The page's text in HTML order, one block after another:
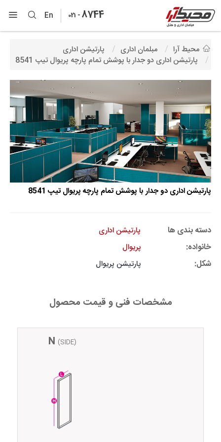
En 021 -8744
محیط آرا مبلمان اداری
پارتیشن اداری
پارتیشن اداری دو جدار با پوشش تمام پارچه پریوال تیپ 8541
پارتیشن اداری دو جدار با پوشش تمام پارچه پریوال تیپ 8541
دسته بندی ها پارتیشن اداری
خانواده: پریوال
شکل: پارتیشن پریوال
مشخصات فنی و قیمت محصول
N (SIDE)